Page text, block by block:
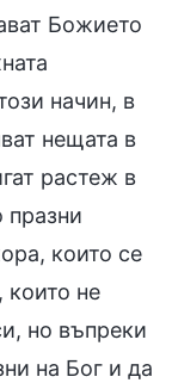
Божието
начин, в
нещата в
растеж в
празни
които се
които не
но въпреки
на Бог и да